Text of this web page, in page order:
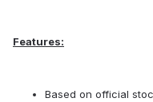
Features:
Based on official